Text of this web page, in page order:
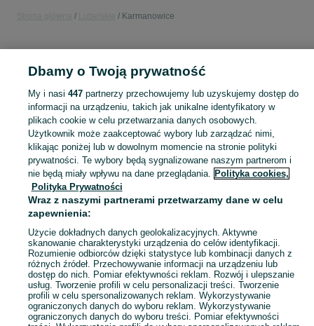
Karmanowice
altana karmanowice
Skorzystaj z największego serwisu ogłoszeniowego - Karmanowice i okolice! Kupuj to, czego pragniesz i sprzedawaj to, czego już nie potrzebujesz! Zobacz
Mapa kategorii
Mapa miejscowości
Mapa ministron
Popularne wyszukiwania
Dbamy o Twoją prywatność
My i nasi 447partnerzy przechowujemy lub uzyskujemy dostęp do
informacji na urządzeniu, takich jak unikalne identyfikatory w
plikach cookie w celu przetwarzania danych osobowych.
Użytkownik może zaakceptować wybory lub zarządzać nimi,
klikając poniżej lub w dowolnym momencie na stronie polityki
prywatności. Te wybory będą sygnalizowane naszym partnerom i
nie będą miały wpływu na dane przeglądania. Polityka cookies,
Polityka Prywatności
Wraz z naszymi partnerami przetwarzamy dane w celu
zapewnienia:
Użycie dokładnych danych geolokalizacyjnych. Aktywne
skanowanie charakterystyki urządzenia do celów identyfikacji.
Rozumienie odbiorców dzięki statystyce lub kombinacji danych z
różnych źródeł. Przechowywanie informacji na urządzeniu lub
dostęp do nich. Pomiar efektywności reklam. Rozwój i ulepszanie
usług. Tworzenie profili w celu personalizacji treści. Tworzenie
profili w celu spersonalizowanych reklam. Wykorzystywanie
ograniczonych danych do wyboru reklam. Wykorzystywanie
ograniczonych danych do wyboru treści. Pomiar efektywności